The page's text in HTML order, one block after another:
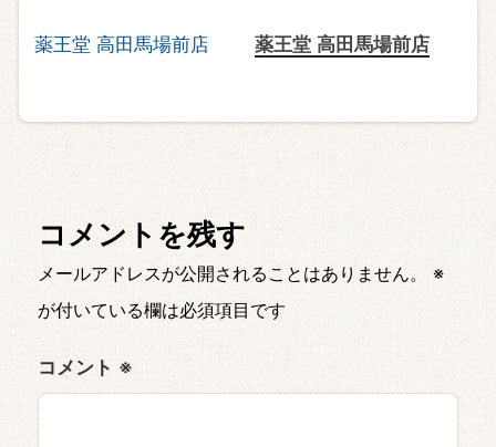
薬王堂 高田馬場前店
コメントを残す
メールアドレスが公開されることはありません。
※
が付いている欄は必須項目です
コメント ※